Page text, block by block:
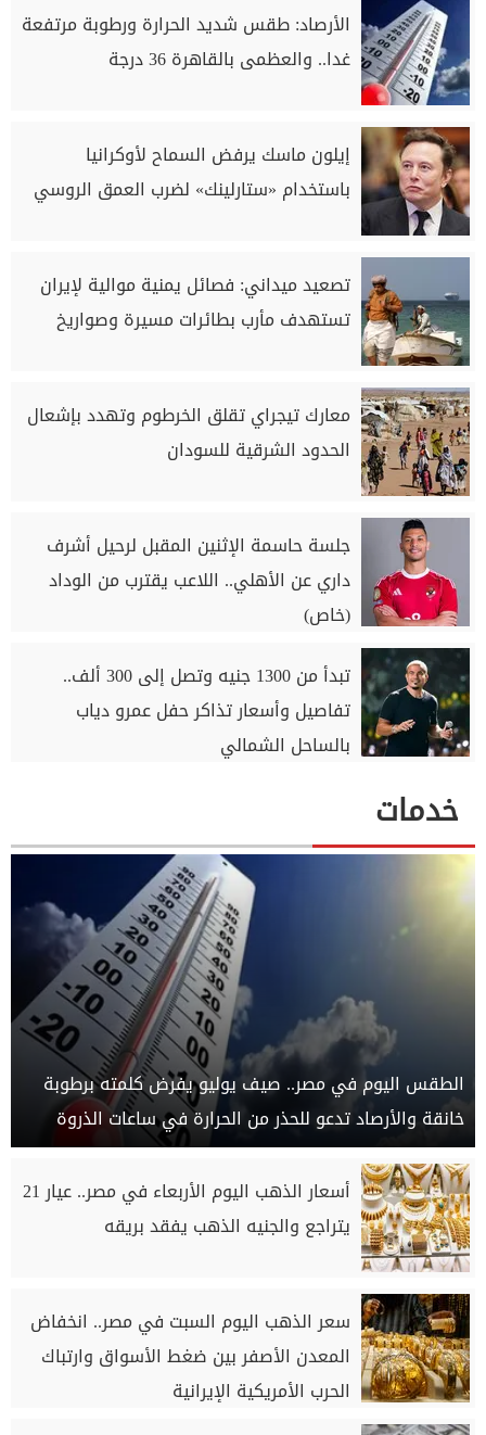
الأرصاد: طقس شديد الحرارة ورطوبة مرتفعة
غدا.. والعظمى بالقاهرة 36 درجة
إيلون ماسك يرفض السماح لأوكرانيا
باستخدام «ستارلينك» لضرب العمق الروسي
تصعيد ميداني: فصائل يمنية موالية لإيران
تستهدف مأرب بطائرات مسيرة وصواريخ
معارك تيجراي تقلق الخرطوم وتهدد بإشعال
الحدود الشرقية للسودان
جلسة حاسمة الإثنين المقبل لرحيل أشرف
داري عن الأهلي.. اللاعب يقترب من الوداد
(خاص)
تبدأ من 1300 جنيه وتصل إلى 300 ألف..
تفاصيل وأسعار تذاكر حفل عمرو دياب
بالساحل الشمالي
خدمات
الطقس اليوم في مصر.. صيف يوليو يفرض كلمته برطوبة
خانقة والأرصاد تدعو للحذر من الحرارة في ساعات الذروة
أسعار الذهب اليوم الأربعاء في مصر.. عيار 21
يتراجع والجنيه الذهب يفقد بريقه
سعر الذهب اليوم السبت في مصر.. انخفاض
المعدن الأصفر بين ضغط الأسواق وارتباك
الحرب الأمريكية الإيرانية